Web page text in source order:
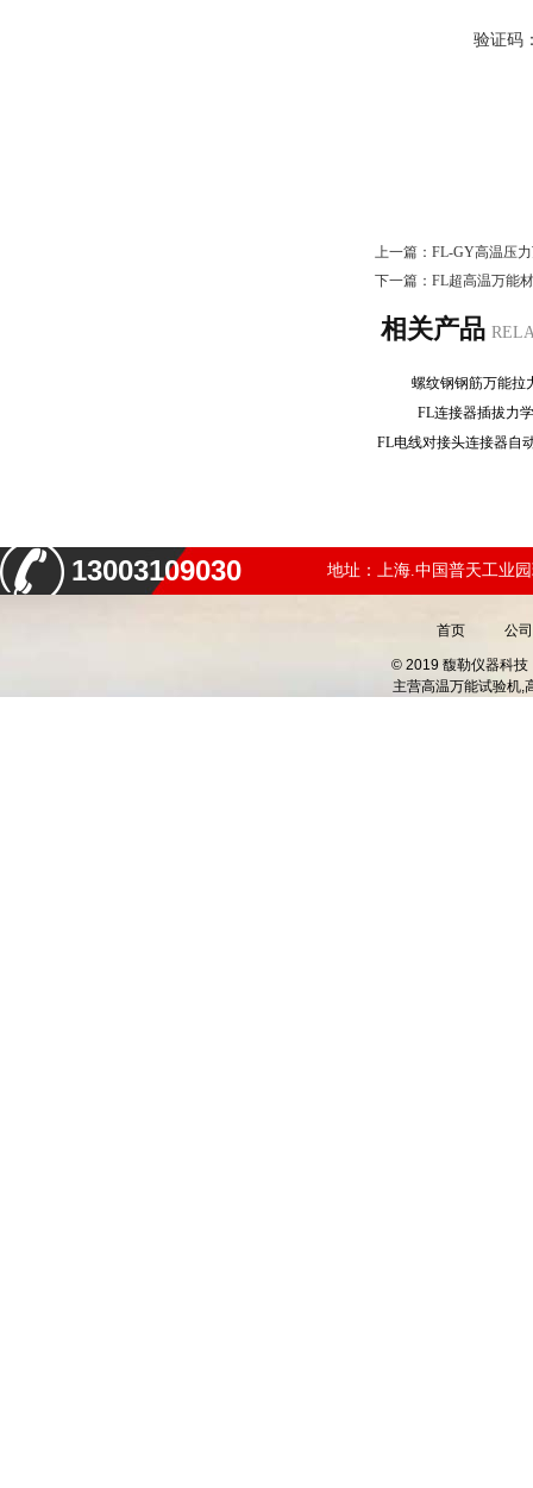
验证码
上一篇： FL-GY高温压
下一篇： FL超高温万能
相关产品
螺纹钢钢筋万能
FL连接器插拔力
13003109030 地址：上海.中国普天工业
首页 公
© 2019 馥勒仪器科技
主营高温万能试验机,